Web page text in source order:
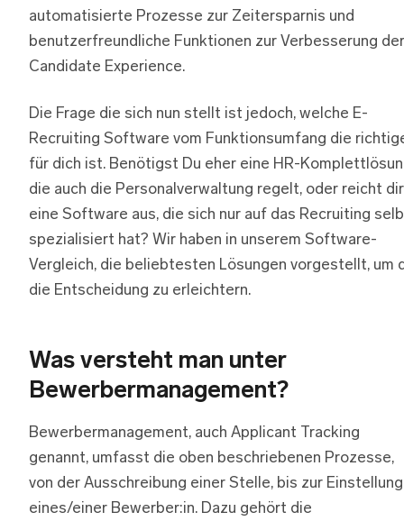
automatisierte Prozesse zur Zeitersparnis und
benutzerfreundliche Funktionen zur Verbesserung der
Candidate Experience.
Die Frage die sich nun stellt ist jedoch, welche E-
Recruiting Software vom Funktionsumfang die
für dich ist. Benötigst Du eher eine HR-
die auch die Personalverwaltung regelt, oder reicht dir
eine Software aus, die sich nur auf das Recruiting
spezialisiert hat? Wir haben in unserem Software-
Vergleich, die beliebtesten Lösungen vorgestellt, um
die Entscheidung zu erleichtern.
Was versteht man unter
Bewerbermanagement?
Bewerbermanagement, auch Applicant Tracking
genannt, umfasst die oben beschriebenen Prozesse,
von der Ausschreibung einer Stelle, bis zur Einstellung
eines/einer Bewerber:in. Dazu gehört die